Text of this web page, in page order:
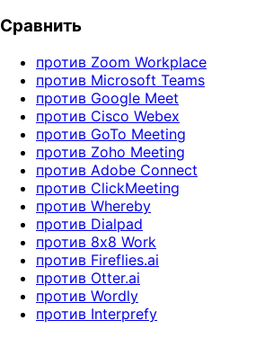
Сравнить
против Zoom Workplace
против Microsoft Teams
против Google Meet
против Cisco Webex
против GoTo Meeting
против Zoho Meeting
против Adobe Connect
против ClickMeeting
против Whereby
против Dialpad
против 8x8 Work
против Fireflies.ai
против Otter.ai
против Wordly
против Interprefy